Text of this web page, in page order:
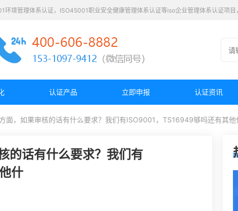
境管理体系认证，ISO45001职业安全健康管理体系认证等iso企业管理体系认证项目
认证产品 立即申报 认证资讯
面，如果审核的话有什么要求？我们有ISO9001，TS16949够吗还有其他
的话有什么要求？我们有
什